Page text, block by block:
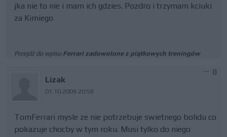
jka nie to nie i mam ich gdzies. Pozdro i trzymam kciuki
za Kimiego
Przejdź do wpisu Ferrari zadowolone z piątkowych treningów
Lizak
01.10.2009 20:58
0
TomFerrari mysle ze nie potrzebuje swietnego bolidu co
pokazuje chocby w tym roku. Musi tylko do niego